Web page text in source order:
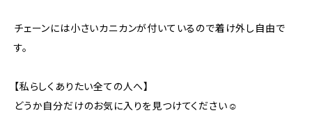
チェーンには小さいカニカンが付いているので着け外し自由で
す。
【私らしくありたい全ての人へ】
どうか自分だけのお気に入りを見つけてください☺️